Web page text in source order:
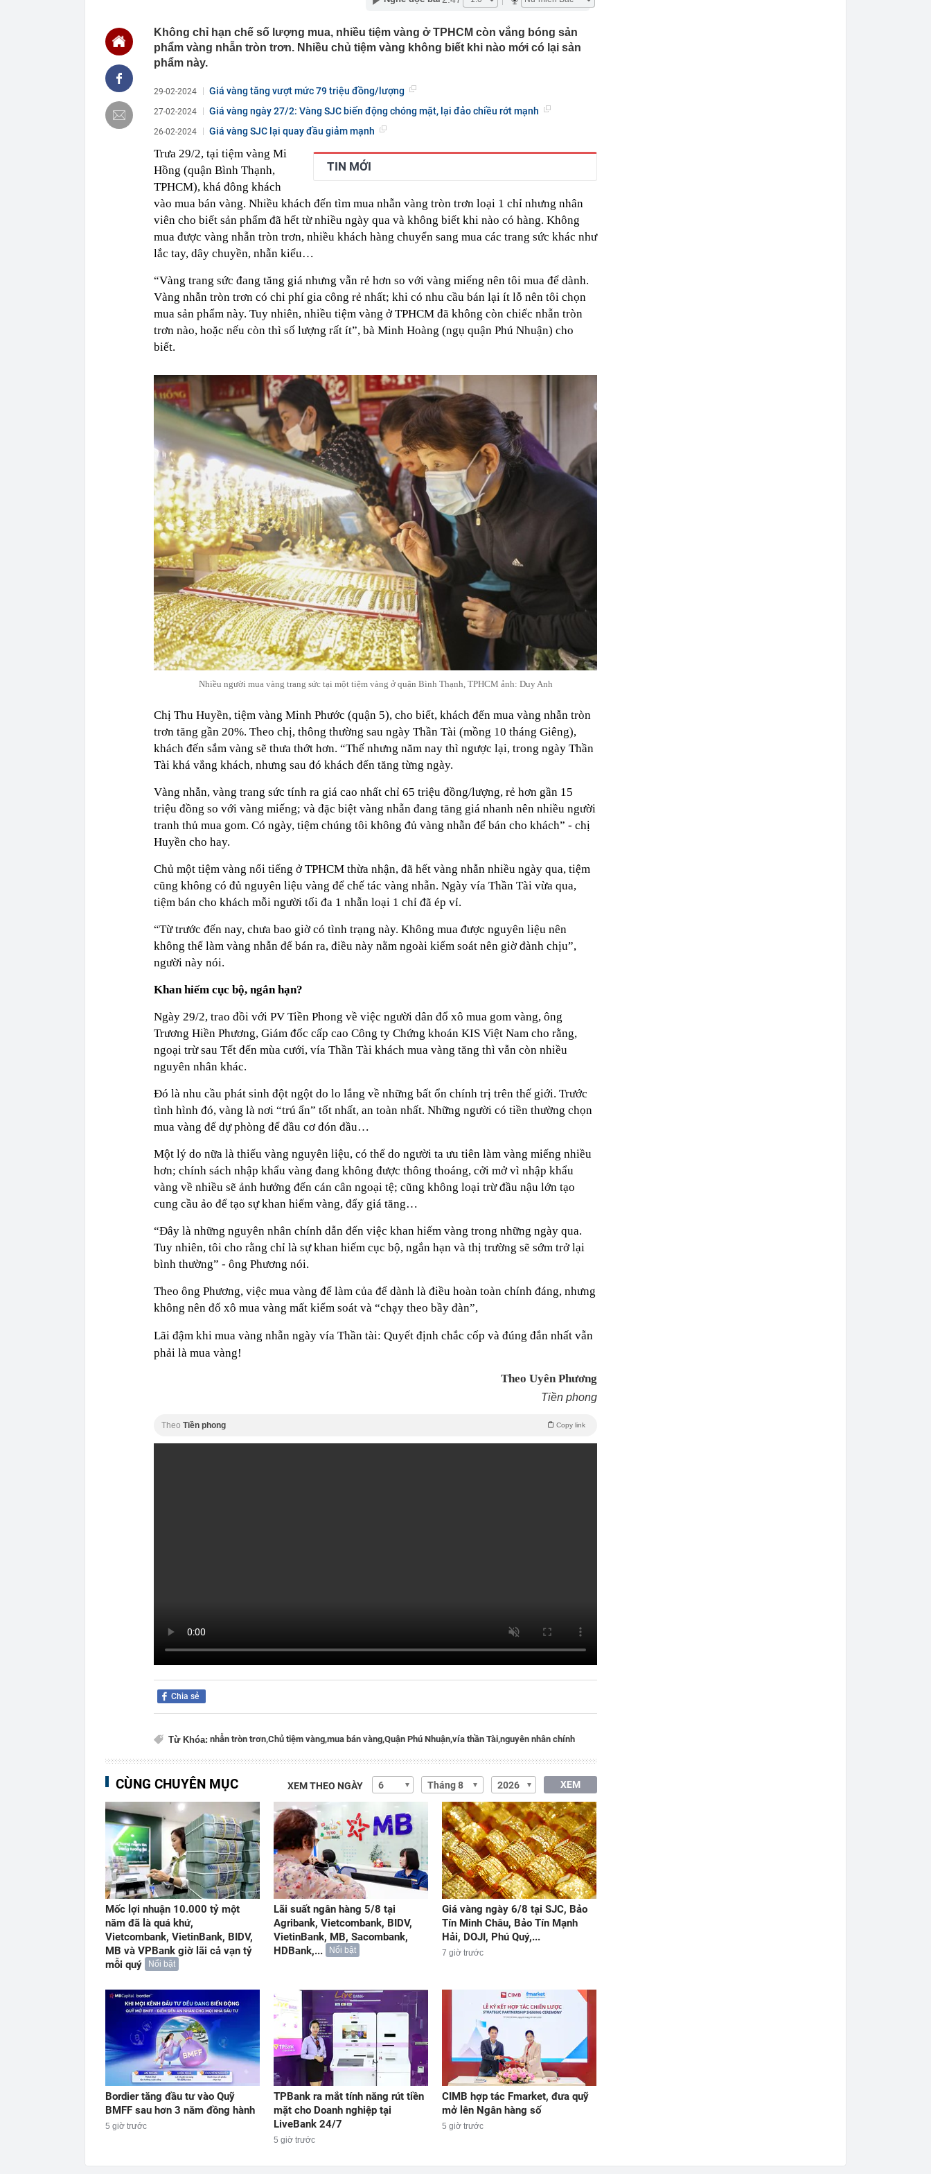
thác
09:15
Giá vàng tăng vọt lên cao nhất 1 tháng, quỹ vàng lớn nhất thế giới có
giám đốc
09:12
Thu phí cao tốc đoạn Quảng Ngãi-Nha Trang từ ngày 14/8
Vì sao nhiều người rải vỏ dưa chuột quanh bàn ăn ngoài trời? Mục đích
không phải để nấu ăn
09:09
Hơn 3 năm cải tạo, tuyến kênh dài nhất TPHCM ‘thay da đổi thịt’ ra
sao?
09:02
Trung tâm Đổi mới sáng tạo Quốc gia nói gì về vai trò của Better
Choice Awards trong hệ sinh thái đổi mới sáng tạo quốc gia?
09:00
Thêm quan chức Fed muốn ngân hàng trung ương tăng lãi suất trong
thời gian tới
09:00
Xuất hiện mỹ nhân 16 tuổi cao 1m70, từ ngũ quan đến khung xương
đều xuất sắc: Hoá ra là con Hoa hậu!
buộc mới nhất
Không chỉ hạn chế số lượng mua, nhiều tiệm vàng ở TPHCM còn vắng bóng sản
phẩm vàng nhẫn tròn trơn. Nhiều chủ tiệm vàng không biết khi nào mới có lại sản
phẩm này.
29-02-2024 Giá vàng tăng vượt mức 79 triệu đồng/lượng
27-02-2024 Giá vàng ngày 27/2: Vàng SJC biến động chóng mặt, lại đảo chiều rớt mạnh
26-02-2024 Giá vàng SJC lại quay đầu giảm mạnh
TIN MỚI
Trưa 29/2, tại tiệm vàng Mi
Hồng (quận Bình Thạnh,
TPHCM), khá đông khách
vào mua bán vàng. Nhiều khách đến tìm mua nhẫn vàng tròn trơn loại 1 chỉ nhưng nhân
viên cho biết sản phẩm đã hết từ nhiều ngày qua và không biết khi nào có hàng. Không
mua được vàng nhẫn tròn trơn, nhiều khách hàng chuyển sang mua các trang sức khác như
lắc tay, dây chuyền, nhẫn kiểu…
“Vàng trang sức đang tăng giá nhưng vẫn rẻ hơn so với vàng miếng nên tôi mua để dành.
Vàng nhẫn tròn trơn có chi phí gia công rẻ nhất; khi có nhu cầu bán lại ít lỗ nên tôi chọn
mua sản phẩm này. Tuy nhiên, nhiều tiệm vàng ở TPHCM đã không còn chiếc nhẫn tròn
trơn nào, hoặc nếu còn thì số lượng rất ít”, bà Minh Hoàng (ngụ quận Phú Nhuận) cho
biết.
Nhiều người mua vàng trang sức tại một tiệm vàng ở quận Bình Thạnh, TPHCM ảnh: Duy Anh
Chị Thu Huyền, tiệm vàng Minh Phước (quận 5), cho biết, khách đến mua vàng nhẫn tròn
trơn tăng gần 20%. Theo chị, thông thường sau ngày Thần Tài (mồng 10 tháng Giêng),
khách đến sắm vàng sẽ thưa thớt hơn. “Thế nhưng năm nay thì ngược lại, trong ngày Thần
Tài khá vắng khách, nhưng sau đó khách đến tăng từng ngày.
Vàng nhẫn, vàng trang sức tính ra giá cao nhất chỉ 65 triệu đồng/lượng, rẻ hơn gần 15
triệu đồng so với vàng miếng; và đặc biệt vàng nhẫn đang tăng giá nhanh nên nhiều người
tranh thủ mua gom. Có ngày, tiệm chúng tôi không đủ vàng nhẫn để bán cho khách” - chị
Huyền cho hay.
Chủ một tiệm vàng nổi tiếng ở TPHCM thừa nhận, đã hết vàng nhẫn nhiều ngày qua, tiệm
cũng không có đủ nguyên liệu vàng để chế tác vàng nhẫn. Ngày vía Thần Tài vừa qua,
tiệm bán cho khách mỗi người tối đa 1 nhẫn loại 1 chỉ đã ép vỉ.
“Từ trước đến nay, chưa bao giờ có tình trạng này. Không mua được nguyên liệu nên
không thể làm vàng nhẫn để bán ra, điều này nằm ngoài kiểm soát nên giờ đành chịu”,
người này nói.
Khan hiếm cục bộ, ngắn hạn?
Ngày 29/2, trao đồi với PV Tiền Phong về việc người dân đổ xô mua gom vàng, ông
Trương Hiền Phương, Giám đốc cấp cao Công ty Chứng khoán KIS Việt Nam cho rằng,
ngoại trừ sau Tết đến mùa cưới, vía Thần Tài khách mua vàng tăng thì vẫn còn nhiều
nguyên nhân khác.
Đó là nhu cầu phát sinh đột ngột do lo lắng về những bất ổn chính trị trên thế giới. Trước
tình hình đó, vàng là nơi “trú ẩn” tốt nhất, an toàn nhất. Những người có tiền thường chọn
mua vàng để dự phòng để đầu cơ đón đầu…
Một lý do nữa là thiếu vàng nguyên liệu, có thể do người ta ưu tiên làm vàng miếng nhiều
hơn; chính sách nhập khẩu vàng đang không được thông thoáng, cởi mở vì nhập khẩu
vàng về nhiều sẽ ảnh hưởng đến cán cân ngoại tệ; cũng không loại trừ đầu nậu lớn tạo
cung cầu ảo để tạo sự khan hiếm vàng, đẩy giá tăng…
“Đây là những nguyên nhân chính dẫn đến việc khan hiếm vàng trong những ngày qua.
Tuy nhiên, tôi cho rằng chỉ là sự khan hiếm cục bộ, ngắn hạn và thị trường sẽ sớm trở lại
bình thường” - ông Phương nói.
Theo ông Phương, việc mua vàng để làm của để dành là điều hoàn toàn chính đáng, nhưng
không nên đổ xô mua vàng mất kiểm soát và “chạy theo bầy đàn”,
Lãi đậm khi mua vàng nhẫn ngày vía Thần tài: Quyết định chắc cốp và đúng đắn nhất vẫn
phải là mua vàng!
Theo Uyên Phương
Tiền phong
Theo Tiền phong Copy link
Chia sẻ
Từ Khóa: nhẫn tròn trơn,Chủ tiệm vàng,mua bán vàng,Quận Phú Nhuận,vía thần Tài,nguyên nhân chính
CÙNG CHUYÊN MỤC XEM THEO NGÀY XEM
Mốc lợi nhuận 10.000 tỷ một
năm đã là quá khứ,
Vietcombank, VietinBank, BIDV,
MB và VPBank giờ lãi cả vạn tỷ
mỗi quý
Nổi bật
Lãi suất ngân hàng 5/8 tại
Agribank, Vietcombank, BIDV,
VietinBank, MB, Sacombank,
HDBank,...
Nổi bật
Giá vàng ngày 6/8 tại SJC, Bảo
Tín Minh Châu, Bảo Tín Mạnh
Hải, DOJI, Phú Quý,...
7 giờ trước
Bordier tăng đầu tư vào Quỹ
BMFF sau hơn 3 năm đồng hành
5 giờ trước
TPBank ra mắt tính năng rút tiền
mặt cho Doanh nghiệp tại
LiveBank 24/7
5 giờ trước
CIMB hợp tác Fmarket, đưa quỹ
mở lên Ngân hàng số
5 giờ trước